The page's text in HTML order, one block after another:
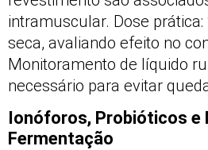
intramuscular. Dose
seca, avaliando efeito no
Monitoramento de líquido
necessário para evitar
Ionóforos, Probióticos e
Fermentação